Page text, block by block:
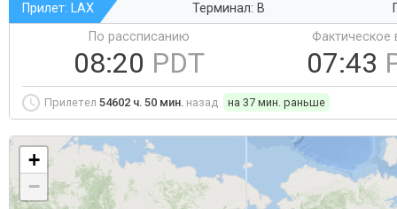
Прилет: LAX Терминал: B
По рассписанию
08:20 PDT
Фактическое
07:43
Прилетел 54602 ч. 50 мин. назад на 37 мин. раньше
+
−